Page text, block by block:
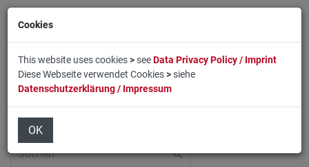
Home
Cookies
This website uses cookies>seeData Privacy Policy / Imprint
Diese Webseite verwendet Cookies>siehe
Datenschutzerklärung / Impressum
OK